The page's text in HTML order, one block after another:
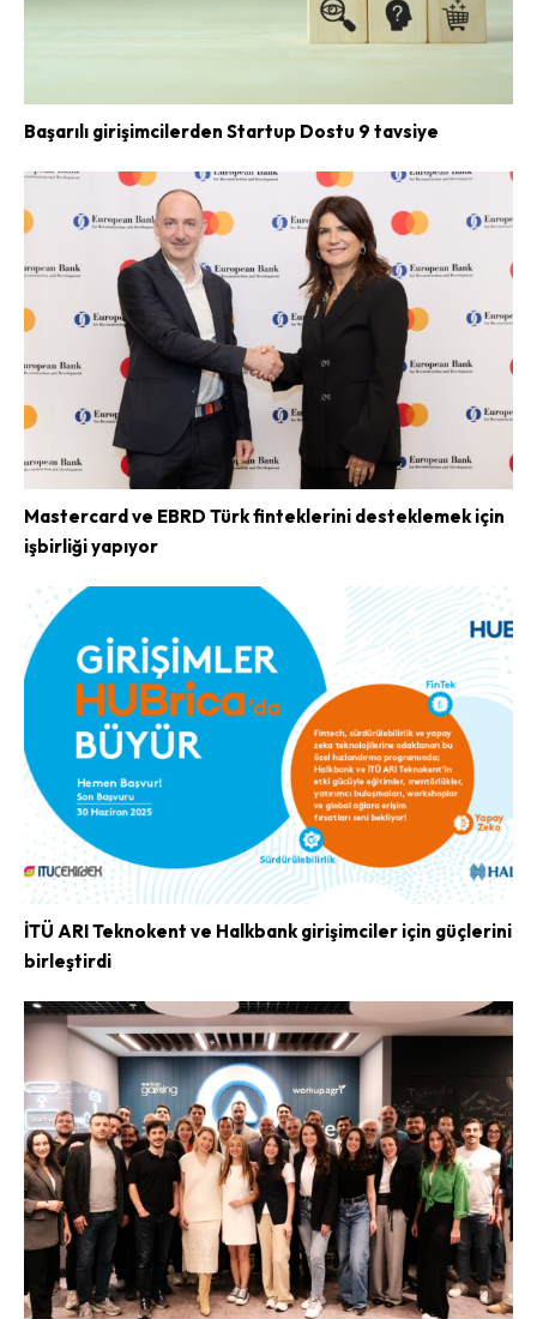
Başarılı girişimcilerden Startup Dostu 9 tavsiye
Mastercard ve EBRD Türk finteklerini desteklemek için
işbirliği yapıyor
İTÜ ARI Teknokent ve Halkbank girişimciler için güçlerini
birleştirdi